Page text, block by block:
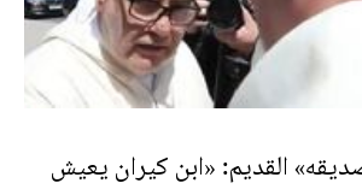
القديم: «ابن كيران يعيش